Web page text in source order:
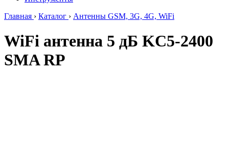
Главная › Каталог › Антенны GSM, 3G, 4G, WiFi
WiFi антенна 5 дБ KC5-2400
SMA RP